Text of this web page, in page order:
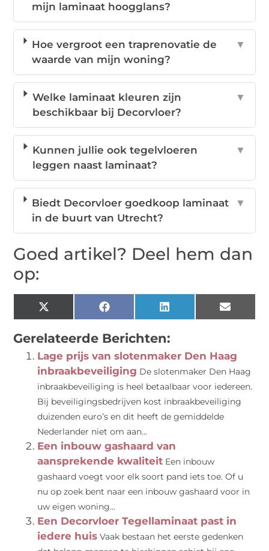
mijn laminaat hoogglans?
Hoe vergroot een traprenovatie de
waarde van mijn woning?
▼
Welke laminaat kleuren zijn
beschikbaar bij Decorvloer?
▼
Kunnen jullie ook tegelvloeren
leggen naast laminaat?
▼
Biedt Decorvloer goedkoop laminaat
in de buurt van Utrecht?
▼
Goed artikel? Deel hem dan
op:
X
(Twitter)
Facebook LinkedIn Email
Gerelateerde Berichten:
Lage prijs van slotenmaker Den Haag
inbraakbeveiliging De slotenmaker Den Haag
inbraakbeveiliging is heel betaalbaar voor iedereen.
Bij beveiligingsbedrijven kost inbraakbeveiliging
duizenden euro’s en dit heeft de gemiddelde
Nederlander niet om aan...
Een inbouw gashaard van
aansprekende kwaliteit Een inbouw
gashaard voegt voor elk soort pand iets toe. Of u
nu op zoek bent naar een inbouw gashaard voor in
uw eigen woning...
Een Decorvloer Tegellaminaat past in
iedere huis Vaak bestaan het eerste gedenken